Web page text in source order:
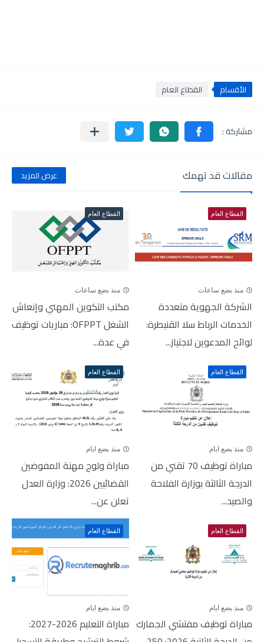
الأقسام القطاع العام
مقالات قد تهمك عرض المزيد
القطاع العام
منذ بضع ساعات
الشركة الجهوية متعددة
الخدمات الرباط سلا القنيطرة:
لوائح المدعوين لاجتياز...
القطاع العام
منذ بضع ساعات
مكتب التكوين المهني وإنعاش
الشغل OFPPT: مباريات توظيف
في عدة...
القطاع العام
منذ بضع ايام
مباراة توظيف 70 تقني من
الدرجة الثالثة بوزارة الفلاحة
والصيد...
القطاع العام
منذ بضع ايام
مباراة ولوج مهنة المفوضين
القضائيين 2026: وزارة العدل
تعلن عن...
القطاع العام
منذ بضع ايام
مباراة توظيف مفتشي الجمارك
القطاع العام
منذ بضع ايام
مباراة التعليم 2026-2027: